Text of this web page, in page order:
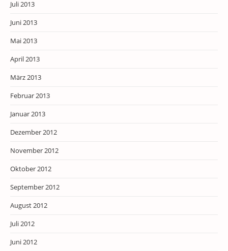
Juli 2013
Juni 2013
Mai 2013
April 2013
März 2013
Februar 2013
Januar 2013
Dezember 2012
November 2012
Oktober 2012
September 2012
August 2012
Juli 2012
Juni 2012